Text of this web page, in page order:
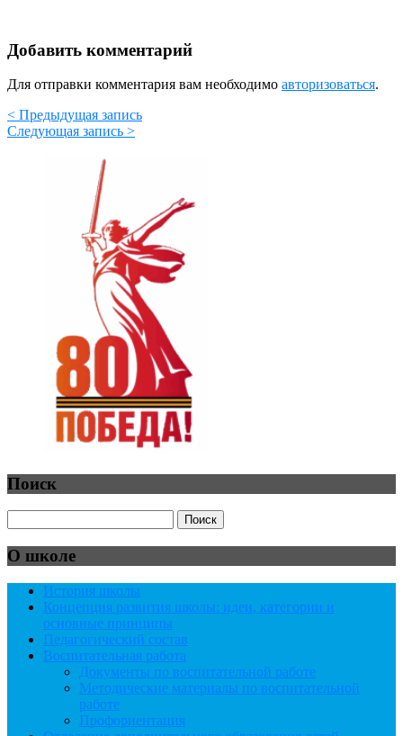
Добавить комментарий
Для отправки комментария вам необходимо авторизоваться.
< Предыдущая запись
Следующая запись >
Поиск
О школе
История школы
Концепция развития школы: идеи, категории и
основные принципы
Педагогический состав
Воспитательная работа
Документы по воспитательной работе
Методические материалы по воспитательной
работе
Профориентация